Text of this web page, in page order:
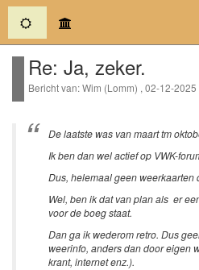
(current)
Re: Ja, zeker.
Bericht van: Wim (Lomm) , 02-12-2025
De laatste was van maart tm
Ik ben dan wel actief op VWK-
Dus, helemaal geen weerkaarten
Wel, ben ik dat van plan als er
voor de boeg staat.
Dan ga ik wederom retro. Dus
weerinfo, anders dan door eigen
krant, internet enz.).